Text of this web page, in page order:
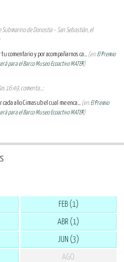
Submarino de Donostia – San Sebastián, el
comentario y por acompañarnos ca... (en:El Premio
para el Barco Museo Ecoactivo MATER)
16:49, comenta...:
año Cimasub el cual me enca... (en:El Premio
para el Barco Museo Ecoactivo MATER)
FEB (1)
ABR (1)
JUN (3)
AGO